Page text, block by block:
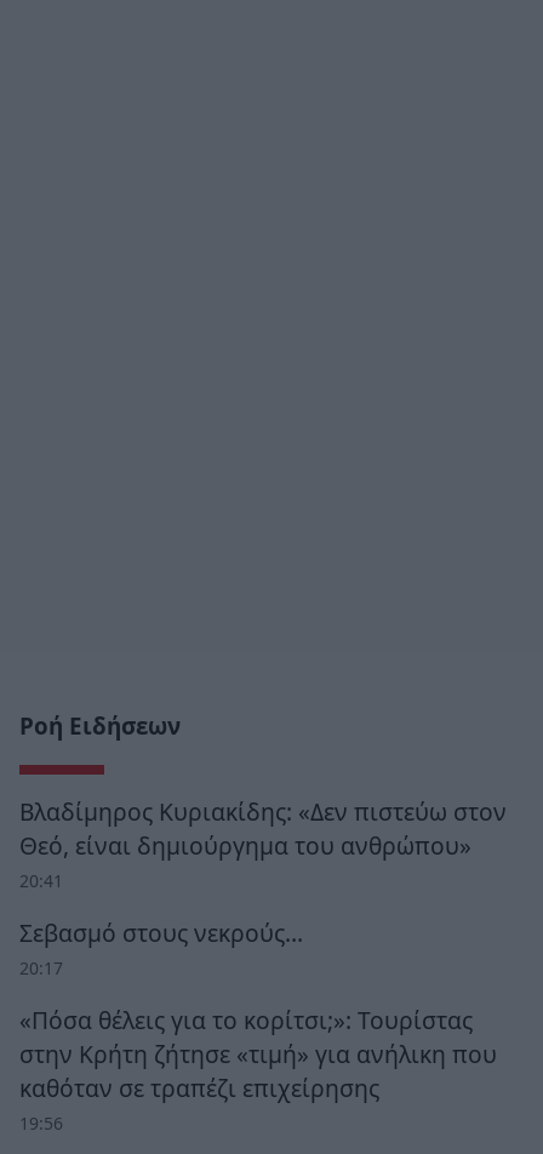
Ροή Ειδήσεων
Βλαδίμηρος Κυριακίδης: «Δεν πιστεύω στον
Θεό, είναι δημιούργημα του ανθρώπου»
20:41
Σεβασμό στους νεκρούς…
20:17
«Πόσα θέλεις για το κορίτσι;»: Τουρίστας
στην Κρήτη ζήτησε «τιμή» για ανήλικη που
καθόταν σε τραπέζι επιχείρησης
19:56